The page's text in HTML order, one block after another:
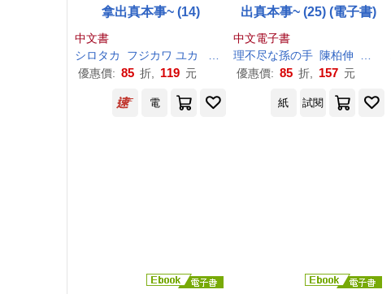
拿出真本事~ (14)
中文書
シロタカ
フジカワ ユカ 不尽な孫の手 小天野
優惠價: 85 折, 119 元
出真本事~ (25) (電子書)
中文電子書
理不尽な孫の手 陳柏伸
シロ
優惠價: 85 折, 157 元
電 紙 試閱